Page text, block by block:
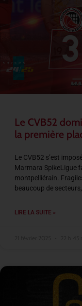
Le CVB52
la première
Le CVB52 s’est
Marmara SpikeLigue
montpelliérain.
beaucoup de
LIRE LA SUITE »